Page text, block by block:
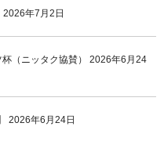
2026年7月2日
（ニッタク協賛）
2026年6月24
2026年6月24日